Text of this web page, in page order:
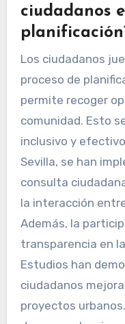
ciudadanos
Los ciudadanos
proceso de
permite recoger
comunidad. Esto
inclusivo y
Sevilla, se han
consulta
la interacción
Además, la
transparencia en
Estudios han
ciudadanos
proyectos